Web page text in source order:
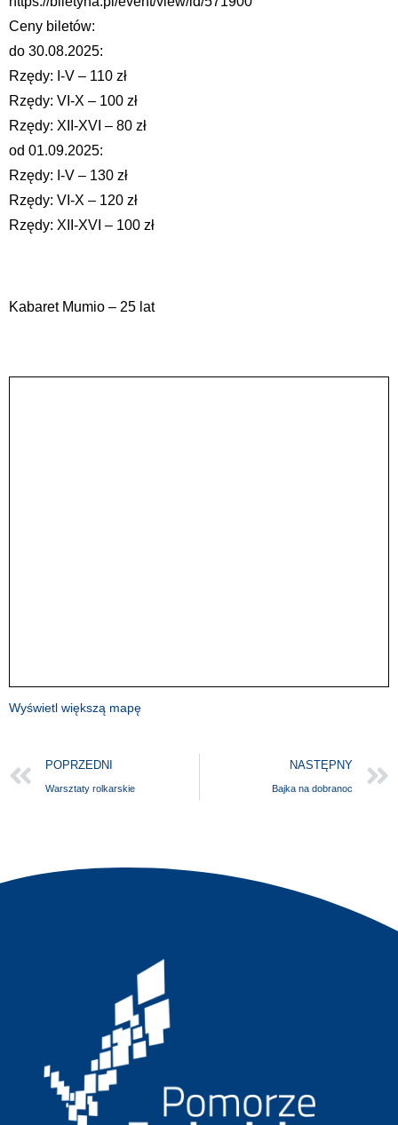
Ceny biletów:
do 30.08.2025:
Rzędy: I-V – 110 zł
Rzędy: VI-X – 100 zł
Rzędy: XII-XVI – 80 zł
od 01.09.2025:
Rzędy: I-V – 130 zł
Rzędy: VI-X – 120 zł
Rzędy: XII-XVI – 100 zł
Kabaret Mumio – 25 lat
Wyświetl większą mapę
POPRZEDNI
Warsztaty rolkarskie
NASTĘPNY
Bajka na dobranoc